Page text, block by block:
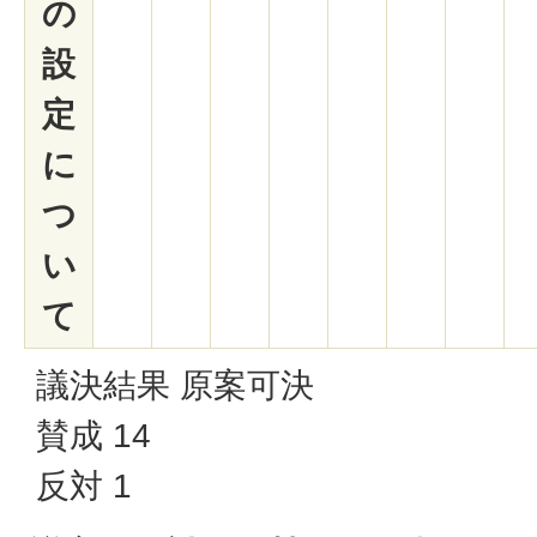
の
設
定
に
つ
い
て
議決結果 原案可決
賛成 14
反対 1